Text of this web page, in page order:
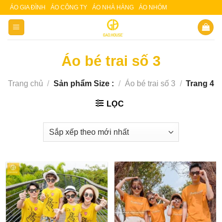
Skip
content
ÁO GIA ĐÌNH ÁO CÔNG TY ÁO NHÀ HÀNG ÁO NHÓM
Áo bé trai số 3
Trang chủ / Sản phẩm Size : / Áo bé trai số 3 / Trang 4
LỌC